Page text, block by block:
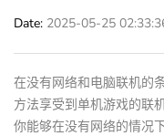
Date 2025-05-25
在没有网络和电脑联机的
方法享受到单机游戏的联
你能够在没有网络的情况